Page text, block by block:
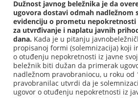
Dužnost javnog beležnika je da
ugovora dostavi odmah nadležnom
evidenciju o prometu nepokretnosti
za utvrđivanje i naplatu javnih
dana. Kada je u pitanju
propisanoj formi (solemnizacija) koji
o otuđenju nepokretnosti iz javne
beležnik biti dužan da primerak
nadležnom pravobraniocu, u roku od
pravobranilac utvrdi da je
ugovor o otuđenju nepokretnosti iz